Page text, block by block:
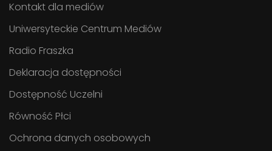
Kontakt dla mediów
Uniwersyteckie Centrum Mediów
Radio Fraszka
Deklaracja dostępności
Dostępność Uczelni
Równość Płci
Ochrona danych osobowych